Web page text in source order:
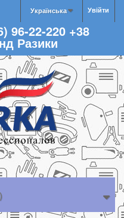
Увійти
Українська
96-22-220 +38
Разики